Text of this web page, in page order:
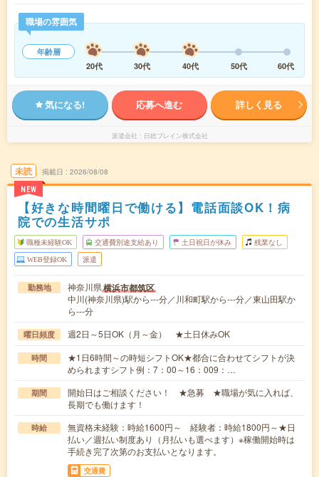
職場の雰囲気
年齢層
20代
30代 40代 50代 60代
気になる! 応募へ進む 詳しく見る
派遣会社 日総ブレイン株式会社
未読
NEW
掲載日 2026/08/08
【好きな時間曜日で働ける】電話面談OK！病
院での生活サポ
職種未経験OK 交通費別途支給あり 土日祝日が休み 残業なし
WEB登録OK 派遣
勤務地 神奈川県横浜市都筑区
中川(神奈川県)駅から---分／川和町駅から---分／東山田駅か
ら---分
曜日頻度 週2日～5日OK（月～金） ★土日休みOK
時間
★1日6時間～の時短シフトOK★都合に合わせてシフトが決
められますシフト例：7：00～16：009：…
期間
開始日はご相談ください！ ★急募 ★職場が気に入れば、
長期でも働けます！
時給
無資格未経験：時給1600円～ 経験者：時給1800円～★日
払い／週払い制度あり（月払いも選べます）※稼働開始時は
手続き完了次第のお支払いとなります。
交通費